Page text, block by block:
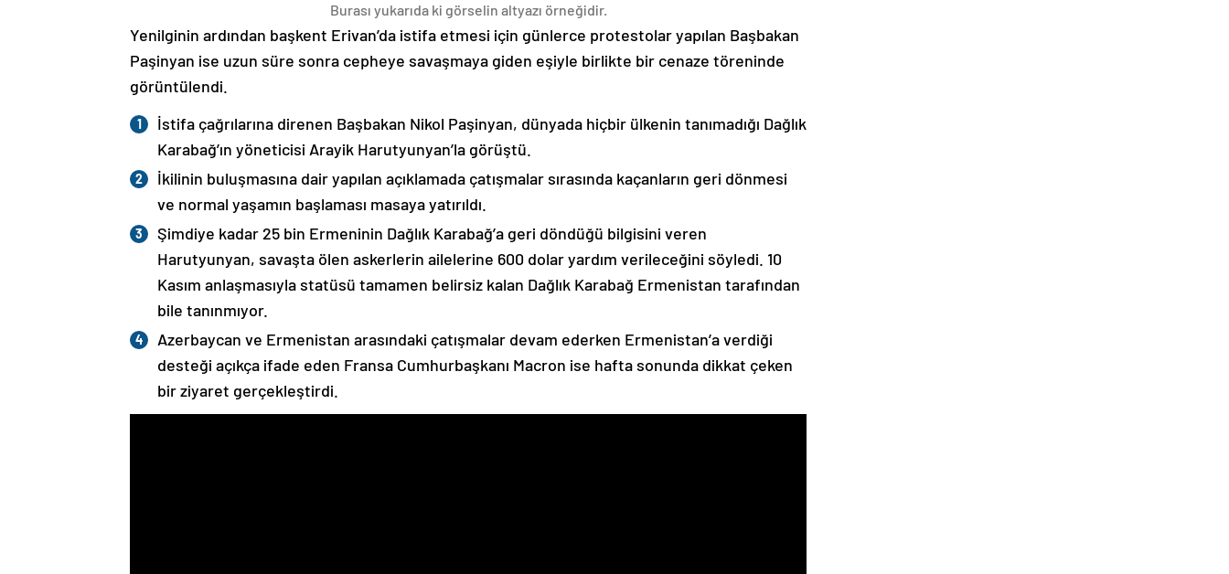
Burası yukarıda ki görselin altyazı örneğidir.
Yenilginin ardından başkent Erivan’da istifa etmesi için günlerce protestolar yapılan Başbakan
Paşinyan ise uzun süre sonra cepheye savaşmaya giden eşiyle birlikte bir cenaze töreninde
görüntülendi.
İstifa çağrılarına direnen Başbakan Nikol Paşinyan, dünyada hiçbir ülkenin tanımadığı Dağlık
Karabağ’ın yöneticisi Arayik Harutyunyan’la görüştü.
İkilinin buluşmasına dair yapılan açıklamada çatışmalar sırasında kaçanların geri dönmesi
ve normal yaşamın başlaması masaya yatırıldı.
Şimdiye kadar 25 bin Ermeninin Dağlık Karabağ’a geri döndüğü bilgisini veren
Harutyunyan, savaşta ölen askerlerin ailelerine 600 dolar yardım verileceğini söyledi. 10
Kasım anlaşmasıyla statüsü tamamen belirsiz kalan Dağlık Karabağ Ermenistan tarafından
bile tanınmıyor.
Azerbaycan ve Ermenistan arasındaki çatışmalar devam ederken Ermenistan’a verdiği
desteği açıkça ifade eden Fransa Cumhurbaşkanı Macron ise hafta sonunda dikkat çeken
bir ziyaret gerçekleştirdi.